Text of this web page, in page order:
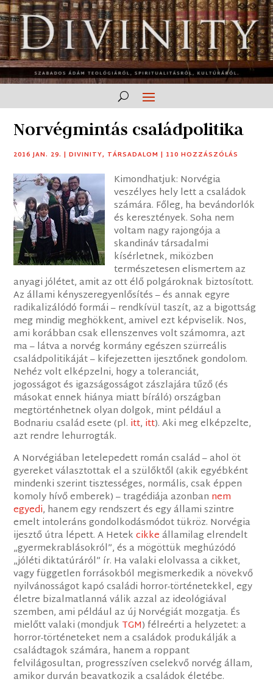
Norvégmintás családpolitika
2016 JAN. 29. |DIVINITY, TÁRSADALOM | 110 HOZZÁSZÓLÁS
Kimondhatjuk: Norvégia
veszélyes hely lett a családok
számára. Főleg, ha bevándorlók
és keresztények. Soha nem
voltam nagy rajongója a
skandináv társadalmi
kísérletnek, miközben
természetesen elismertem az
anyagi jólétet, amit az ott élő polgároknak biztosított.
Az állami kényszeregyenlősítés – és annak egyre
radikalizálódó formái – rendkívül taszít, az a bigottság
meg mindig meghökkent, amivel ezt képviselik. Nos,
ami korábban csak ellenszenves volt számomra, azt
ma – látva a norvég kormány egészen szürreális
családpolitikáját – kifejezetten ijesztőnek gondolom.
Nehéz volt elképzelni, hogy a toleranciát,
jogosságot és igazságosságot zászlajára tűző (és
másokat ennek hiánya miatt bíráló) országban
megtörténhetnek olyan dolgok, mint például a
Bodnariu család esete (pl. itt, itt). Aki meg elképzelte,
azt rendre lehurrogták.
A Norvégiában letelepedett román család – ahol öt
gyereket választottak el a szülőktől (akik egyébként
mindenki szerint tisztességes, normális, csak éppen
komoly hívő emberek) – tragédiája azonban nem
egyedi, hanem egy rendszert és egy állami szintre
emelt intoleráns gondolkodásmódot tükröz. Norvégia
ijesztő útra lépett. A Hetekcikkeállamilag elrendelt
„gyermekrablásokról”, és a mögöttük meghúzódó
„jóléti diktatúráról” ír. Ha valaki elolvassa a cikket,
vagy független forrásokból megismerkedik a növekvő
nyilvánosságot kapó családi horror-történetekkel, egy
életre bizalmatlanná válik azzal az ideológiával
szemben, ami például az új Norvégiát mozgatja. És
mielőtt valaki (mondjuk TGM) félreérti a helyzetet: a
horror-történeteket nem a családok produkálják a
családtagok számára, hanem a roppant
felvilágosultan, progresszíven cselekvő norvég állam,
amikor durván beavatkozik a családok életébe.